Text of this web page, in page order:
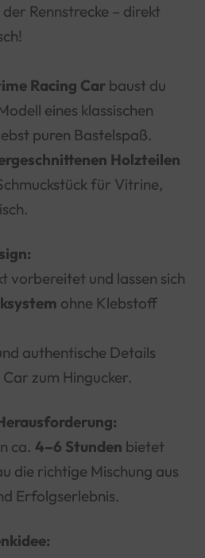
Rennstrecke – direkt
Racing Car baust du
eines klassischen
puren Bastelspaß.
Holzteilen
für Vitrine,
vorbereitet und lassen sich
ohne Klebstoff
authentische Details
zum Hingucker.
ca. 4–6 Stunden bietet
die richtige Mischung aus
Erfolgserlebnis.